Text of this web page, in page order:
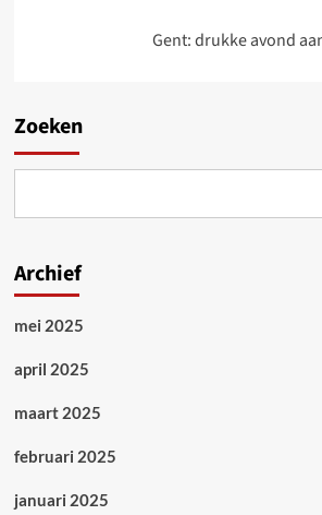
Gent: drukke avond
Zoeken
Archief
mei 2025
april 2025
maart 2025
februari 2025
januari 2025